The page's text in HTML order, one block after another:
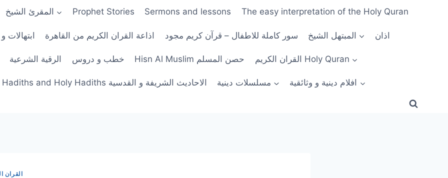
المقرئ الشيخ Prophet Stories Sermons and lessons The easy interpretation of the Holy Quran
ابتهالات اذاعة القران الكريم من القاهرة سور كاملة للاطفال – قرآن كريم مجود المبتهل الشيخ اذان
الرقية الشرعية خطب و دروس Hisn Al Muslim حصن المسلم القران الكريم Holy Quran
Hadiths and Holy Hadiths الاحاديث الشريفة و القدسية مسلسلات دينية افلام دينية و وثائقية
القران